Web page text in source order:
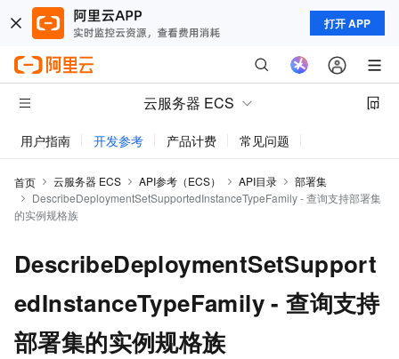
打开 APP
云服务器 ECS
用户指南 开发参考 产品计费 常见问题
首页 云服务器 ECS API参考（ECS） API目录
部署集
DescribeDeploymentSetSupportedInstanceTypeFamily - 查询支持部署集
的实例规格族
DescribeDeploymentSetSupport
edInstanceTypeFamily - 查询支持
部署集的实例规格族